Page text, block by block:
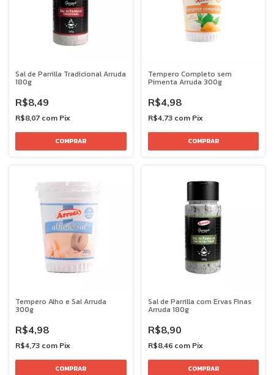
Sal de Parrilla Tradicional Arruda
180g
R$8,49
R$8,07 com Pix
Tempero Completo sem
Pimenta Arruda 300g
R$4,98
R$4,73 com Pix
Tempero Alho e Sal Arruda
300g
R$4,98
R$4,73 com Pix
Sal de Parrilla com Ervas Finas
Arruda 180g
R$8,90
R$8,46 com Pix